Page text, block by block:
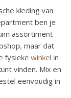
kleding van
ben je
assortiment
maar dat
fysieke winkel in
vinden. Mix en
eenvoudig in